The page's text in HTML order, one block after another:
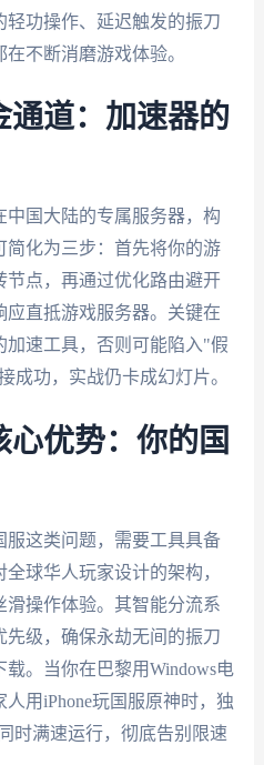
功操作、延迟触发的振刀
不断消磨游戏体验。
通道：加速器的
国大陆的专属服务器，构
简化为三步：首先将你的游
节点，再通过优化路由避开
直抵游戏服务器。关键在
加速工具，否则可能陷入"假
功，实战仍卡成幻灯片。
优势：你的国
服这类问题，需要工具具备
全球华人玩家设计的架构，
操作体验。其智能分流系
级，确保永劫无间的振刀
。当你在巴黎用Windows电
用iPhone玩国服原神时，独
时满速运行，彻底告别限速